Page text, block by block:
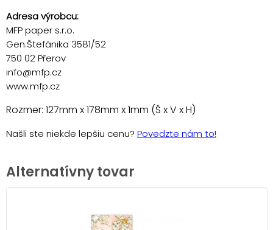
Adresa výrobcu:
MFP paper s.r.o.
Gen.Štefánika 3581/52
750 02 Přerov
info@mfp.cz
www.mfp.cz
Rozmer: 127mm x 178mm x 1mm (Š x V x H)
Našli ste niekde lepšiu cenu? Povedzte nám to!
Alternatívny tovar